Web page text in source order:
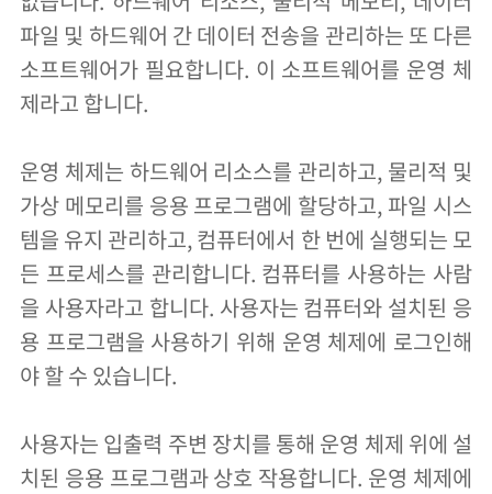
파일 및 하드웨어 간 데이터 전송을 관리하는 또 다른
소프트웨어가 필요합니다. 이 소프트웨어를 운영 체
제라고 합니다.
운영 체제는 하드웨어 리소스를 관리하고, 물리적 및
가상 메모리를 응용 프로그램에 할당하고, 파일 시스
템을 유지 관리하고, 컴퓨터에서 한 번에 실행되는 모
든 프로세스를 관리합니다. 컴퓨터를 사용하는 사람
을 사용자라고 합니다. 사용자는 컴퓨터와 설치된 응
용 프로그램을 사용하기 위해 운영 체제에 로그인해
야 할 수 있습니다.
사용자는 입출력 주변 장치를 통해 운영 체제 위에 설
치된 응용 프로그램과 상호 작용합니다. 운영 체제에